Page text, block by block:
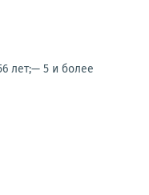
лет;— 5 и более